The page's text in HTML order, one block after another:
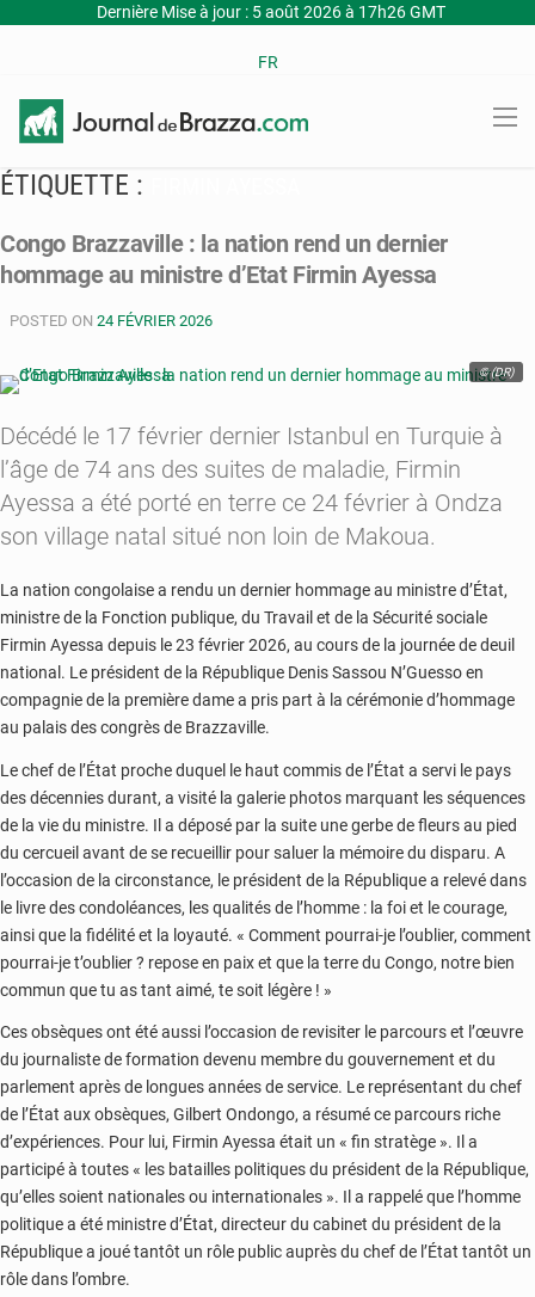
Dernière Mise à jour : 5 août 2026 à 17h26 GMT
FR
ÉTIQUETTE :
Congo Brazzaville : la nation rend un dernier
hommage au ministre d’Etat Firmin Ayessa
POSTED ON 24 FÉVRIER 2026
© (DR)
Décédé le 17 février dernier Istanbul en Turquie à
l’âge de 74 ans des suites de maladie, Firmin
Ayessa a été porté en terre ce 24 février à Ondza
son village natal situé non loin de Makoua.
La nation congolaise a rendu un dernier hommage au ministre d’État,
ministre de la Fonction publique, du Travail et de la Sécurité sociale
Firmin Ayessa depuis le 23 février 2026, au cours de la journée de deuil
national. Le président de la République Denis Sassou N’Guesso en
compagnie de la première dame a pris part à la cérémonie d’hommage
au palais des congrès de Brazzaville.
Le chef de l’État proche duquel le haut commis de l’État a servi le pays
des décennies durant, a visité la galerie photos marquant les séquences
de la vie du ministre. Il a déposé par la suite une gerbe de fleurs au pied
du cercueil avant de se recueillir pour saluer la mémoire du disparu. A
l’occasion de la circonstance, le président de la République a relevé dans
le livre des condoléances, les qualités de l’homme : la foi et le courage,
ainsi que la fidélité et la loyauté. « Comment pourrai-je l’oublier, comment
pourrai-je t’oublier ? repose en paix et que la terre du Congo, notre bien
commun que tu as tant aimé, te soit légère ! »
Ces obsèques ont été aussi l’occasion de revisiter le parcours et l’œuvre
du journaliste de formation devenu membre du gouvernement et du
parlement après de longues années de service. Le représentant du chef
de l’État aux obsèques, Gilbert Ondongo, a résumé ce parcours riche
d’expériences. Pour lui, Firmin Ayessa était un « fin stratège ». Il a
participé à toutes « les batailles politiques du président de la République,
qu’elles soient nationales ou internationales ». Il a rappelé que l’homme
politique a été ministre d’État, directeur du cabinet du président de la
République a joué tantôt un rôle public auprès du chef de l’État tantôt un
rôle dans l’ombre.